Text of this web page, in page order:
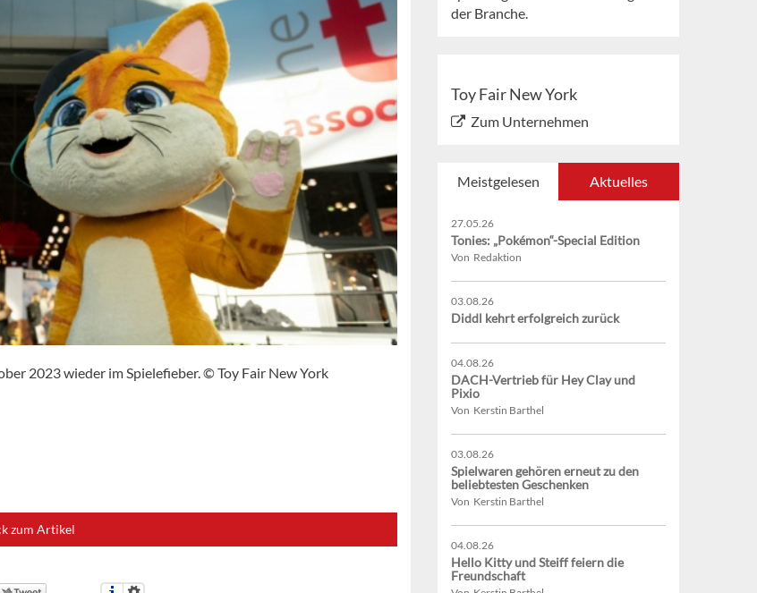
2023 wieder im Spielefieber. © Toy Fair New York
zum Artikel
der Branche.
Toy Fair New York
Zum Unternehmen
Meistgelesen Aktuelles
27.05.26
Tonies: „Pokémon“-Special Edition
Von Redaktion
03.08.26
Diddl kehrt erfolgreich zurück
04.08.26
DACH-Vertrieb für Hey Clay und
Pixio
Von Kerstin Barthel
03.08.26
Spielwaren gehören erneut zu den
beliebtesten Geschenken
Von Kerstin Barthel
04.08.26
Hello Kitty und Steiff feiern die
Freundschaft